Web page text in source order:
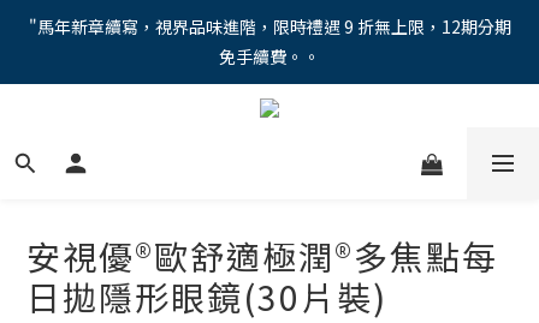
"馬年新章續寫，視界品味進階，限時禮遇 9 折無上限，12期分期
免手續費。。
"馬年新章續寫，視界品味進階，限時禮遇 9 折無上限，12期分期
免手續費。。
全新上市【全視線第九代變色鏡片GEN S】，門市配鏡享限時體驗
"馬年新章續寫，視界品味進階，限時禮遇 9 折無上限，12期分期
免手續費。。
安視優®歐舒適極潤®多焦點每
日拋隱形眼鏡(30片裝)